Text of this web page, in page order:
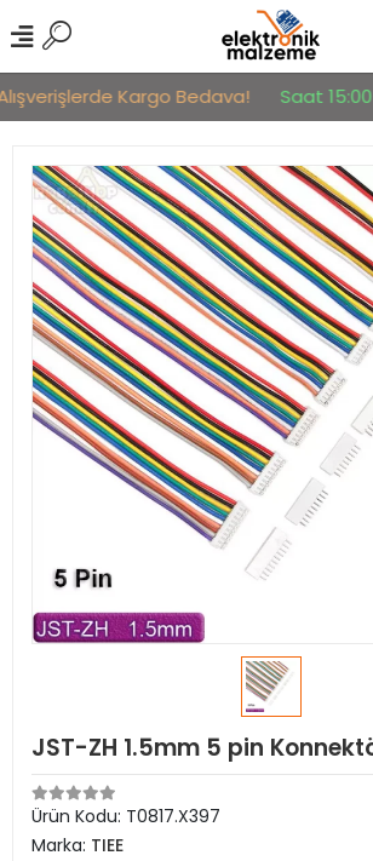
Kargo Bedava! Saat
JST-ZH 1.5mm 5 pin
Ürün Kodu: T0817.X397
Marka: TIEE